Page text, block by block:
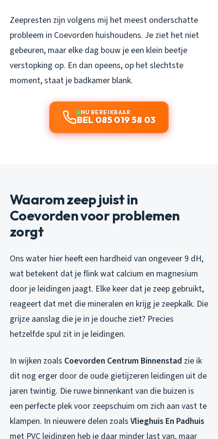
Zeepresten zijn volgens mij het meest onderschatte
probleem in Coevorden huishoudens. Je ziet het niet
gebeuren, maar elke dag bouw je een klein beetje
verstopking op. En dan opeens, op het slechtste
moment, staat je badkamer blank.
NU BEREIKBAAR
BEL 085 019 58 03
Waarom zeep juist in
Coevorden voor problemen
zorgt
Ons water hier heeft een hardheid van ongeveer 9 dH,
wat betekent dat je flink wat calcium en magnesium
door je leidingen jaagt. Elke keer dat je zeep gebruikt,
reageert dat met die mineralen en krijg je zeepkalk. Die
grijze aanslag die je in je douche ziet? Precies
hetzelfde spul zit in je leidingen.
In wijken zoals Coevorden Centrum Binnenstad zie ik
dit nog erger door de oude gietijzeren leidingen uit de
jaren twintig. Die ruwe binnenkant van die buizen is
een perfecte plek voor zeepschuim om zich aan vast te
klampen. In nieuwere delen zoals Vlieghuis En Padhuis
met PVC leidingen heb je daar minder last van, maar